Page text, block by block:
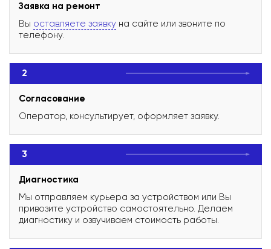
Заявка на ремонт
Вы оставляете заявку на сайте или звоните по
телефону.
2
Согласование
Оператор, консультирует, оформляет заявку.
3
Диагностика
Мы отправляем курьера за устройством или Вы
привозите устройство самостоятельно. Делаем
диагностику и озвучиваем стоимость работы.